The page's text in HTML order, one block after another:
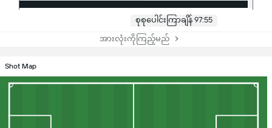
စုစုပေါင်းကြာချိန် 97:55
အားလုံးကိုကြည့်မည်
Shot Map